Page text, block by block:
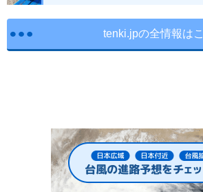
tenki.jpの全情報は